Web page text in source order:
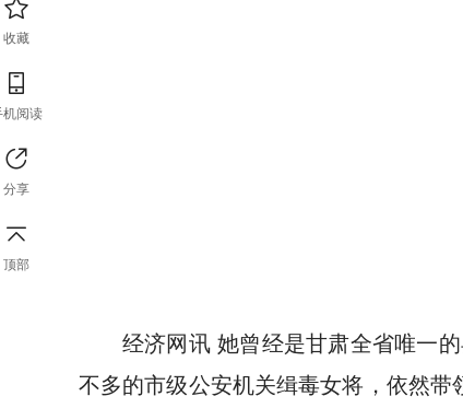
收藏
机阅读
分享
顶部
经济网讯 她曾经是甘肃全省唯一
不多的市级公安机关缉毒女将，依然